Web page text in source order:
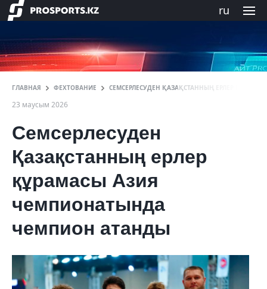
ru
ГЛАВНАЯ ФЕХТОВАНИЕ СЕМСЕРЛЕСУДЕН ҚАЗАҚСТАННЫҢ ЕРЛЕР
23 маусым 2026
Семсерлесуден
Қазақстанның ерлер
құрамасы Азия
чемпионатында
чемпион атанды